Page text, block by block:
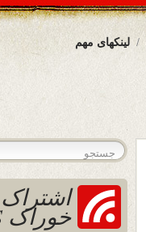
لینکهای مهم
اشتراک
خوراک RSS